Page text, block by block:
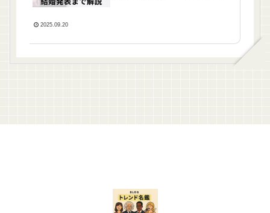
2025.09.20